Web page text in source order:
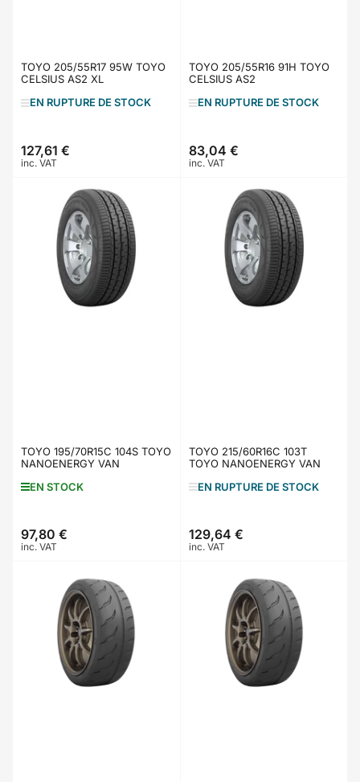
TOYO 205/55R17 95W TOYO
CELSIUS AS2 XL
EN RUPTURE DE STOCK
Prix
127,61 €
inc. VAT
TOYO 205/55R16 91H TOYO
CELSIUS AS2
EN RUPTURE DE STOCK
Prix
83,04 €
inc. VAT
TOYO 195/70R15C 104S TOYO
NANOENERGY VAN
EN STOCK
Prix
97,80 €
inc. VAT
TOYO 215/60R16C 103T
TOYO NANOENERGY VAN
EN RUPTURE DE STOCK
Prix
129,64 €
inc. VAT